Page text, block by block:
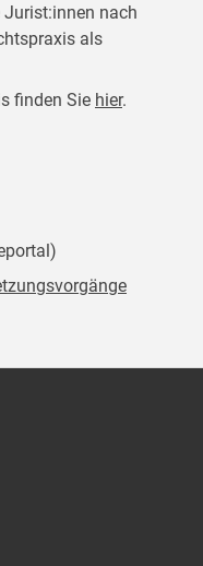
nach
als
finden Sie hier.